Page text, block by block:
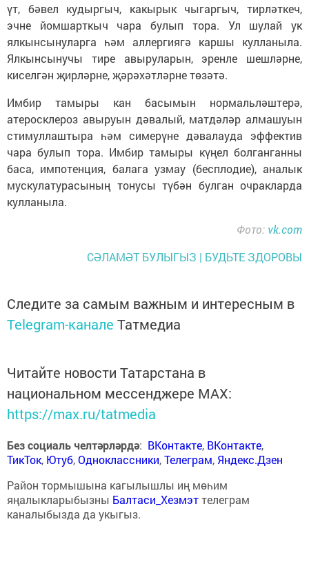
үт, бәвел кудыргыч, какырык чыгаргыч, тирләткеч,
эчне йомшарткыч чара булып тора. Ул шулай ук
ялкынсынуларга һәм аллергиягә каршы кулланыла.
Ялкынсынучы тире авыруларын, эренле шешләрне,
киселгән җирләрне, җәрәхәтләрне төзәтә.
Имбир тамыры кан басымын нормальләштерә,
атеросклероз авыруын дәвалый, матдәләр алмашуын
стимуллаштыра һәм симерүне дәвалауда эффектив
чара булып тора. Имбир тамыры күңел болганганны
баса, импотенция, балага узмау (бесплодие), аналык
мускулатурасының тонусы түбән булган очракларда
кулланыла.
Фото: vk.com
СӘЛАМӘТ БУЛЫГЫЗ | БУДЬТЕ ЗДОРОВЫ
Следите за самым важным и интересным в
Telegram-канале Татмедиа
Читайте новости Татарстана в
национальном мессенджере MАХ:
https://max.ru/tatmedia
Без социаль челтәрләрдә: ВКонтакте, ВКонтакте,
ТикТок, Ютуб,Одноклассники,Телеграм, Яндекс.Дзен
Район тормышына кагылышлы иң мөһим
яңалыкларыбызны Балтаси_Хезмэттелеграм
каналыбызда да укыгыз.